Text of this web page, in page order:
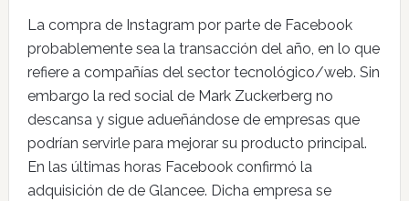
La compra de Instagram por parte de Facebook
probablemente sea la transacción del año, en lo que
refiere a compañías del sector tecnológico/web. Sin
embargo la red social de Mark Zuckerberg no
descansa y sigue adueñándose de empresas que
podrían servirle para mejorar su producto principal.
En las últimas horas Facebook confirmó la
adquisición de de Glancee. Dicha empresa se